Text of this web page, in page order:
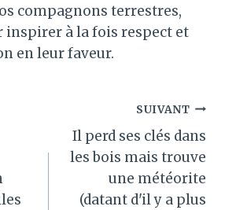
compagnons terrestres,
inspirer à la fois respect et
en leur faveur.
SUIVANT
Il perd ses clés dans
les bois mais trouve
une météorite
(datant d'il y a plus